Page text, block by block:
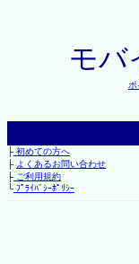
モバ
ポ
├初めての方へ
├ よくあるお問い合わせ
├ご利用規約
└ﾌﾟﾗｲﾊﾞｼｰﾎﾟﾘｼｰ